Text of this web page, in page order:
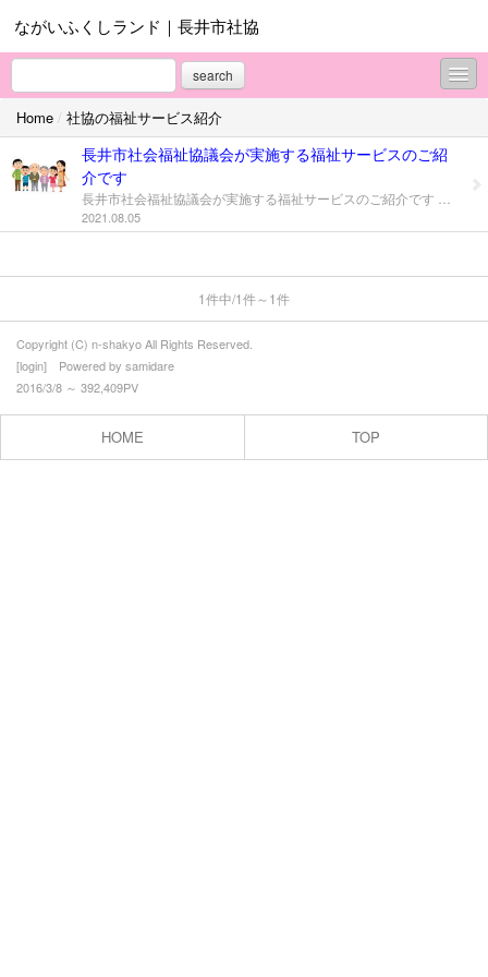
ながいふくしランド｜長井市社協
search
お知らせ掲示板
こちらもご覧ください！ 長井の福祉情報ホームぺー
ジ
社会福祉協議会とは
地域福祉活動計画
ボランティアセンター
社協の運営施設紹介
社協の福祉サービス紹介
Home / 社協の福祉サービス紹介
長井市社会福祉協議会が実施する福祉サービスのご紹
介です
2021.08.05
1件中/1件～1件
Copyright (C) n-shakyo All Rights Reserved.
[login] Powered by samidare
2016/3/8 ～ 392,409PV
HOME TOP